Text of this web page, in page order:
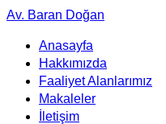
Av. Baran Doğan
Anasayfa
Hakkımızda
Faaliyet Alanlarımız
Makaleler
İletişim